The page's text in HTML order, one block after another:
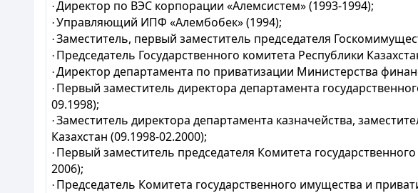
·Директор по ВЭС корпорации «Алемсистем» (1993-1994);
·Управляющий ИПФ «Алембобек» (1994);
·Заместитель, первый заместитель председателя
· Председатель Государственного комитета Республики
·Директор департамента по приватизации Министерства
· Первый заместитель директора департамента
09.1998);
·Заместитель директора департамента казначейства,
Казахстан (09.1998-02.2000);
· Первый заместитель председателя Комитета
2006);
· Председатель Комитета государственного имущества и